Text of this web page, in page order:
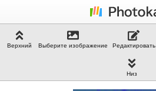
Верхний Выберите изображение Редактировать
Низ